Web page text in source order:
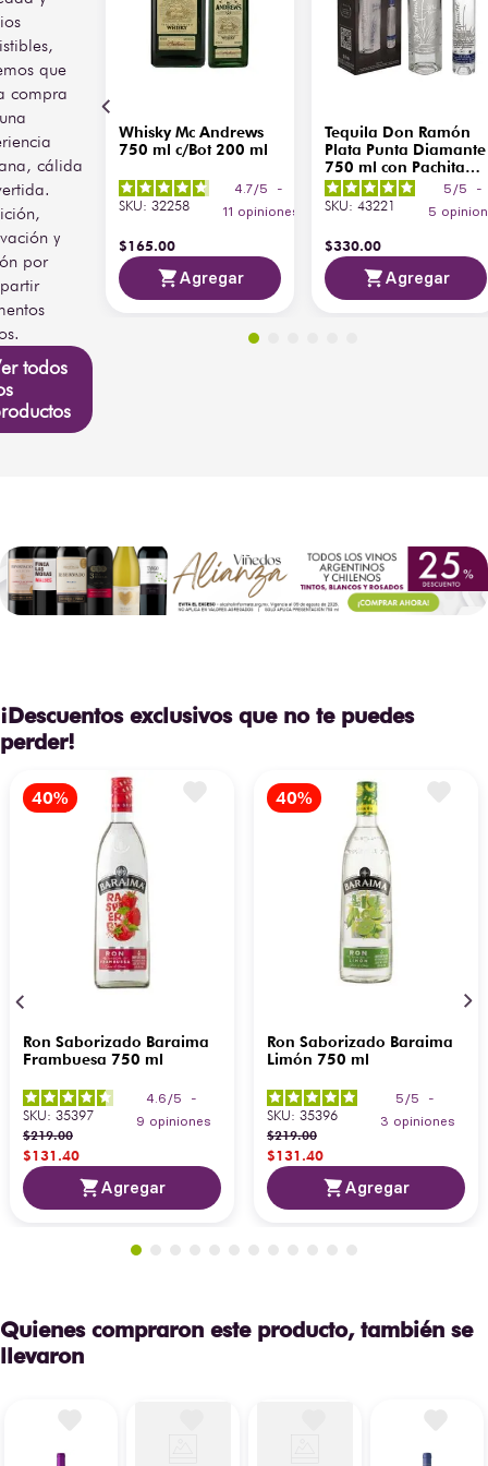
que
compra
cálida
y
por
todos
Whisky Mc Andrews
750 ml c/Bot 200 ml
4.7/5
-
11 opiniones
SKU: 32258
$165.00
Agregar
Tequila Don Ramón
Plata Punta Diamante
750 ml con Pachita
200 ml
5/5
-
5
SKU: 43221
$330.00
Agregar
¡Descuentos exclusivos que no te puedes
perder!
Ron Saborizado Baraima
Frambuesa 750 ml
4.6 /5
-
9 opiniones
SKU: 35397
$219.00
$131.40
Agregar
Ron Saborizado Baraima
Limón 750 ml
5 /5
-
3 opiniones
SKU: 35396
$219.00
$131.40
Agregar
Quienes compraron este producto, también se
llevaron